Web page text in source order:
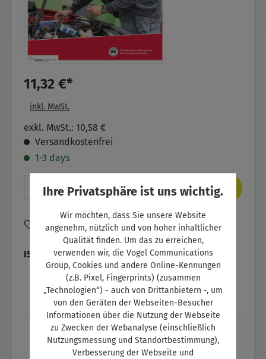
11,32 €*
inkl. MwSt.
exkl. MwSt.: 10,58 €
Versandkostenfrei
1-3 days
Produkt Anzahl: Gib den gewünschten
In den Warenkorb
Zum Merkzettel hinzufügen
ISBN: SW11054
Beschreibung
Titelthema: Neuer deutscher MeisterDas
Ihre Privatsphäre ist uns wichtig.
Wir möchten, dass Sie unsere Website
angenehm, nützlich und von hoher inhaltlicher
Qualität finden. Um das zu erreichen,
verwenden wir, die Vogel Communications
Group, Cookies und andere Online-Kennungen
(z.B. Pixel, Fingerprints) (zusammen
„Technologien“) - auch von Drittanbietern -, um
von den Geräten der Webseiten-Besucher
Informationen über die Nutzung der Webseite
zu Zwecken der Webanalyse (einschließlich
Nutzungsmessung und Standortbestimmung),
Verbesserung der Webseite und